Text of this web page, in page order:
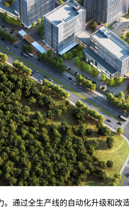
过全生产线的自动化升级和改